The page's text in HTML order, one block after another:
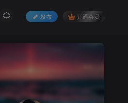
发布 开通会员